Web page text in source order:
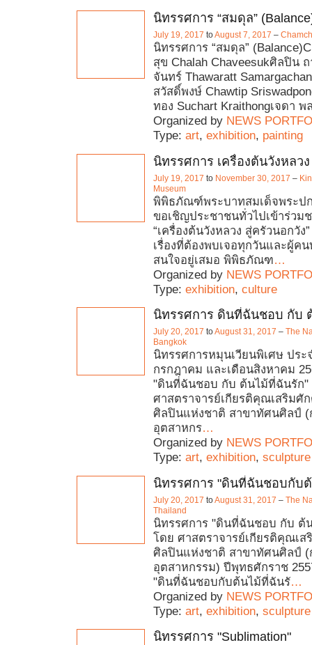
นิทรรศการ “สมดุล”
July 19, 2017 toAugust 7, 2017 –
นิทรรศการ “สมดุล”
สุข Chalah Chaveesukศิลปิน
จันทร์ Thawaratt
สวัสดิ์พงษ์ Chawtip
ทอง Suchart Kraithongเจดา พ
Organized by NEWS
Type: art, exhibition, painting
นิทรรศการ เครื่องต้นวังหลว
July 19, 2017 to November 30, 2017 –
Museum
พิพิธภัณฑ์พระบาทสมเด็จพระปก
ขอเชิญประชาชนทั่วไปเข้าร่วม
“เครื่องต้นวังหลวง สู่ครัวนอกวัง
เรื่องที่ต้องพบเจอทุกวันและผู้ค
สนใจอยู่เสมอ พิพิธภัณฑ…
Organized by NEWS
Type: exhibition, culture
นิทรรศการ ดินที่ฉันชอบ กับ
July 20, 2017 toAugust 31, 2017 – The
Bangkok
นิทรรศการหมุนเวียนพิเศษ ประ
กรกฎาคม และเดือนสิงหาคม
"ดินที่ฉันชอบ กับ ต้นไม้ที่ฉันรัก"
ศาสตราจารย์เกียรติคุณเสริมศั
ศิลปินแห่งชาติ สาขาทัศนศิลป์ (
อุตสาหกร…
Organized by NEWS
Type: art, exhibition, sculpture
นิทรรศการ "ดินที่ฉันชอบกับ
July 20, 2017 toAugust 31, 2017 – The
Thailand
นิทรรศการ "ดินที่ฉันชอบ กับ ต้
โดย ศาสตราจารย์เกียรติคุณเ
ศิลปินแห่งชาติ สาขาทัศนศิลป์ (
อุตสาหกรรม) ปีพุทธศักราช
"ดินที่ฉันชอบกับต้นไม้ที่ฉันรั…
Organized by NEWS
Type: art, exhibition, sculpture
นิทรรศการ "Sublimation"